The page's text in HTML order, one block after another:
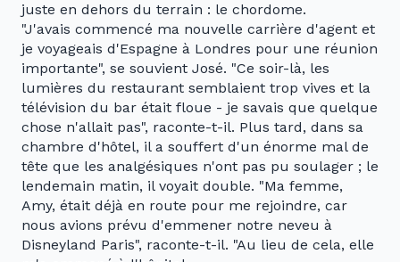
juste en dehors du terrain : le chordome.
"J'avais commencé ma nouvelle carrière d'agent et
je voyageais d'Espagne à Londres pour une réunion
importante", se souvient José. "Ce soir-là, les
lumières du restaurant semblaient trop vives et la
télévision du bar était floue - je savais que quelque
chose n'allait pas", raconte-t-il. Plus tard, dans sa
chambre d'hôtel, il a souffert d'un énorme mal de
tête que les analgésiques n'ont pas pu soulager ; le
lendemain matin, il voyait double. "Ma femme,
Amy, était déjà en route pour me rejoindre, car
nous avions prévu d'emmener notre neveu à
Disneyland Paris", raconte-t-il. "Au lieu de cela, elle